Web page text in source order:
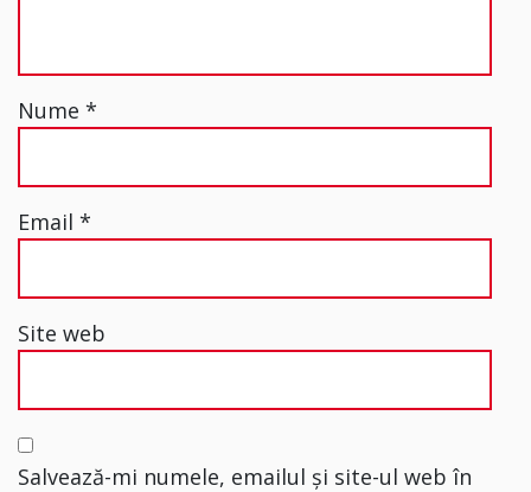
Nume *
Email *
Site web
Salvează-mi numele, emailul și site-ul web în